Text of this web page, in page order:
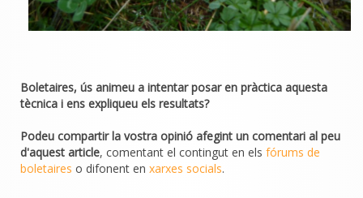
Boletaires, ús animeu a intentar posar en pràctica aquesta
tècnica i ens expliqueu els resultats?
Podeu compartir la vostra opinió afegint un comentari al peu
d'aquest article, comentant el contingut en els fórums de
boletaires o difonent en xarxes socials.